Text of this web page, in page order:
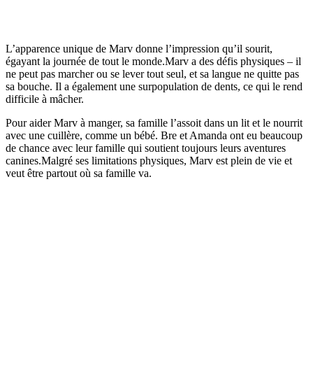
L’apparence unique de Marv donne l’impression qu’il sourit,
égayant la journée de tout le monde.Marv a des défis physiques – il
ne peut pas marcher ou se lever tout seul, et sa langue ne quitte pas
sa bouche. Il a également une surpopulation de dents, ce qui le rend
difficile à mâcher.
Pour aider Marv à manger, sa famille l’assoit dans un lit et le nourrit
avec une cuillère, comme un bébé. Bre et Amanda ont eu beaucoup
de chance avec leur famille qui soutient toujours leurs aventures
canines.Malgré ses limitations physiques, Marv est plein de vie et
veut être partout où sa famille va.